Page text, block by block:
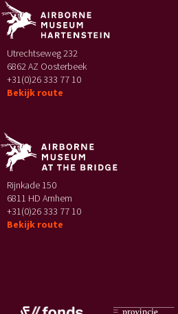
Utrechtseweg 232
6862 AZ Oosterbeek
+31(0)26 333 77 10
Bekijk route
Rijnkade 150
6811 HD Arnhem
+31(0)26 333 77 10
Bekijk route